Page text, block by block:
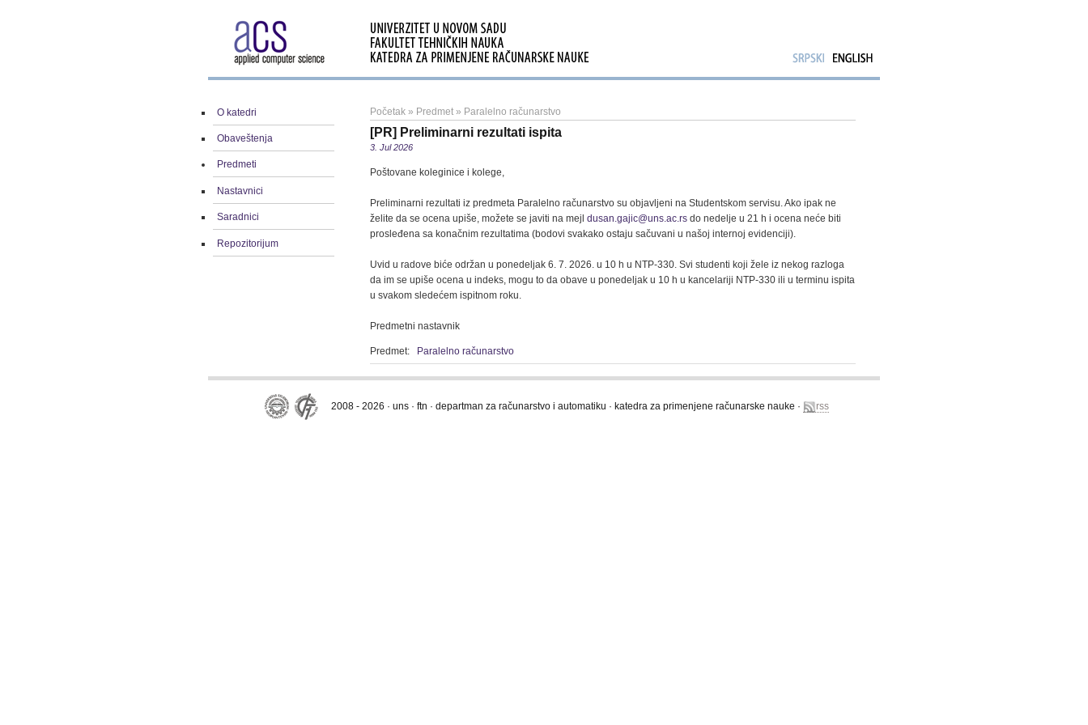
O katedri
Obaveštenja
Predmeti
Nastavnici
Saradnici
Repozitorijum
Početak » Predmet » Paralelno računarstvo
[PR] Preliminarni rezultati ispita
3. Jul 2026
Poštovane koleginice i kolege,
Preliminarni rezultati iz predmeta Paralelno računarstvo su objavljeni na Studentskom servisu. Ako ipak ne
želite da se ocena upiše, možete se javiti na mejl dusan.gajic@uns.ac.rs do nedelje u 21 h i ocena neće biti
prosleđena sa konačnim rezultatima (bodovi svakako ostaju sačuvani u našoj internoj evidenciji).
Uvid u radove biće održan u ponedeljak 6. 7. 2026. u 10 h u NTP-330. Svi studenti koji žele iz nekog razloga
da im se upiše ocena u indeks, mogu to da obave u ponedeljak u 10 h u kancelariji NTP-330 ili u terminu ispita
u svakom sledećem ispitnom roku.
Predmetni nastavnik
Predmet: Paralelno računarstvo
2008 - 2026 · uns · ftn · departman za računarstvo i automatiku · katedra za primenjene računarske nauke · rss